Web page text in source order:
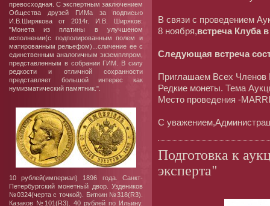
превосходная. С экспертным заключением
Общества друзей ГИМа за подписью
И.В.Ширякова от 2014г. И.В. Ширяков:
"Монета из платины в улучшеном
исполнении(с подполированным полем и
матированным рельефом)...сличение ее с
единственным аналогичным экземпляром,
представленным в собрании ГИМ. В силу
редкости и отличной сохранности
представляет большой интерес как
нумизматический памятник.".
10 рублей(империал) 1896 года. Санкт-
Петербургский монетный двор. Уздеников
№0324(черта с точкой). Биткин №318(R3).
Казаков №101(R3). 40 рублей по Ильину.
В связи с проведением
8 ноября,встреча Клуба
Следующая встреча
Приглашаем Всех Членов
Редкие монеты. Тема
Место проведения -
С
Подготовка к
эксперта"